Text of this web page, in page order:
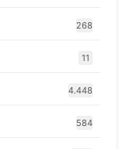
268
11
4.448
584